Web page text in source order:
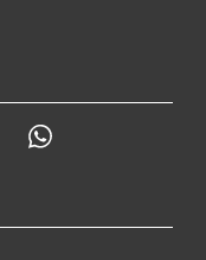
LinkedIn